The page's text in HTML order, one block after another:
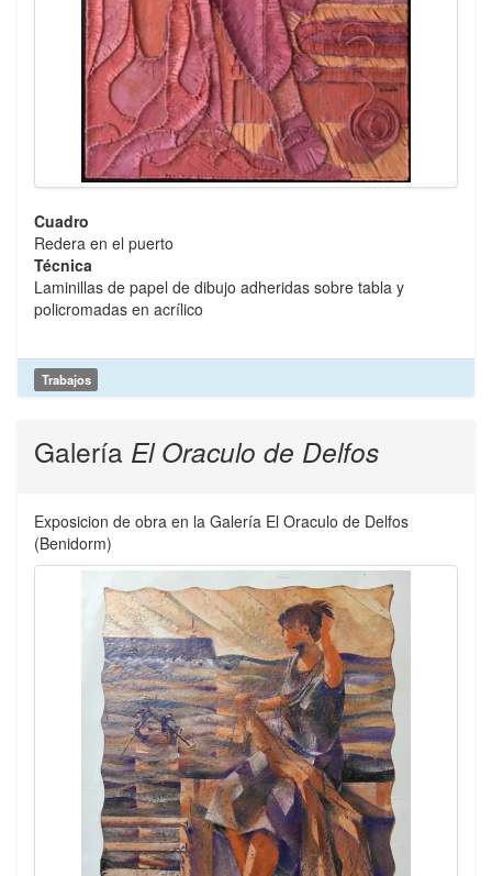
Cuadro
Redera en el puerto
Técnica
Laminillas de papel de dibujo adheridas sobre tabla y
policromadas en acrílico
Trabajos
Galería El Oraculo de Delfos
Exposicion de obra en la Galería El Oraculo de Delfos
(Benidorm)